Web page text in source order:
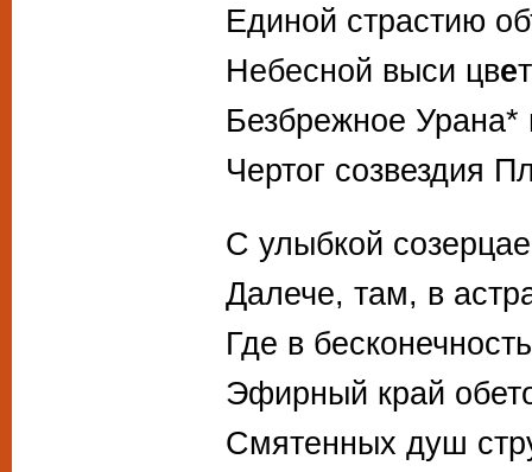
Единой страстию
Небесной выси цве
Безбрежное Урана*
Чертог созвездия
С улыбкой
Далече, там, в
Где в
Эфирный край
Смятенных душ